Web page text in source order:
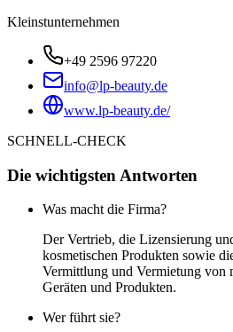
Kleinstunternehmen
+49 2596 97220
info@lp-beauty.de
www.lp-beauty.de/
SCHNELL-CHECK
Die wichtigsten Antworten
Was macht die Firma?
Der Vertrieb, die Lizensierung
kosmetischen Produkten sowie
Vermittlung und Vermietung von
Geräten und Produkten.
Wer führt sie?